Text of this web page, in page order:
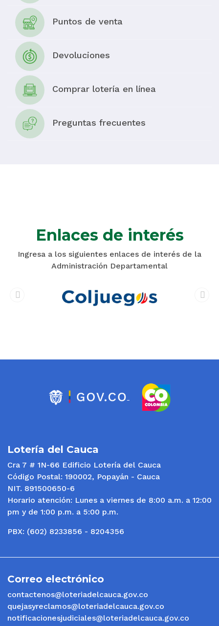
Puntos de venta
Devoluciones
Comprar lotería en línea
Preguntas frecuentes
Enlaces de interés
Ingresa a los siguientes enlaces de interés de la
Administración Departamental
Lotería del Cauca
Cra 7 # 1N-66 Edificio Lotería del Cauca
Código Postal: 190002, Popayán - Cauca
NIT. 891500650-6
Horario atención: Lunes a viernes de 8:00 a.m. a 12:00
pm y de 1:00 p.m. a 5:00 p.m.
PBX: (602) 8233856 - 8204356
Correo electrónico
contactenos@loteriadelcauca.gov.co
quejasyreclamos@loteriadelcauca.gov.co
notificacionesjudiciales@loteriadelcauca.gov.co